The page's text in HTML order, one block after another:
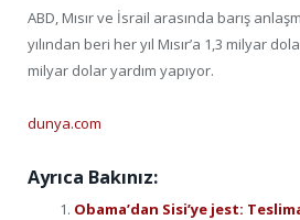
ABD, Mısır ve İsrail arasında barış
yılından beri her yıl Mısır’a 1,3 milyar
milyar dolar yardım yapıyor.
dunya.com
Ayrıca Bakınız:
Obama’dan Sisi’ye jest: